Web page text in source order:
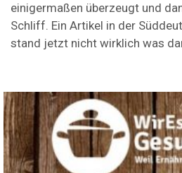
einigermaßen überzeugt und
Schliff. Ein Artikel in der
stand jetzt nicht wirklich was